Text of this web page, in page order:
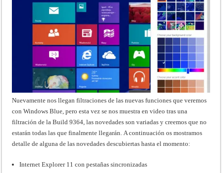
Nuevamente nos llegan filtraciones de las nuevas funciones que veremos
con Windows Blue, pero esta vez se nos muestra en video tras una
filtración de la Build 9364, las novedades son variadas y creemos que no
estarán todas las que finalmente llegarán. A continuación os mostramos
detalle de alguna de las novedades descubiertas hasta el momento:
Internet Explorer 11 con pestañas sincronizadas